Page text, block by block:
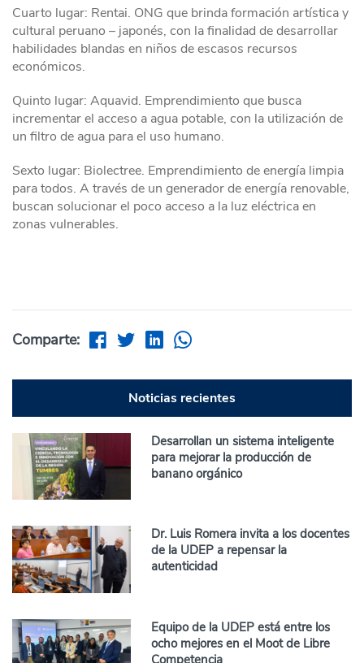
Cuarto lugar: Rentai. ONG que brinda formación artística y
cultural peruano – japonés, con la finalidad de desarrollar
habilidades blandas en niños de escasos recursos
económicos.
Quinto lugar: Aquavid. Emprendimiento que busca
incrementar el acceso a agua potable, con la utilización de
un filtro de agua para el uso humano.
Sexto lugar: Biolectree. Emprendimiento de energía limpia
para todos. A través de un generador de energía renovable,
buscan solucionar el poco acceso a la luz eléctrica en
zonas vulnerables.
Comparte:
Noticias recientes
Desarrollan un sistema inteligente
para mejorar la producción de
banano orgánico
Dr. Luis Romera invita a los docentes
de la UDEP a repensar la
autenticidad
Equipo de la UDEP está entre los
ocho mejores en el Moot de Libre
Competencia